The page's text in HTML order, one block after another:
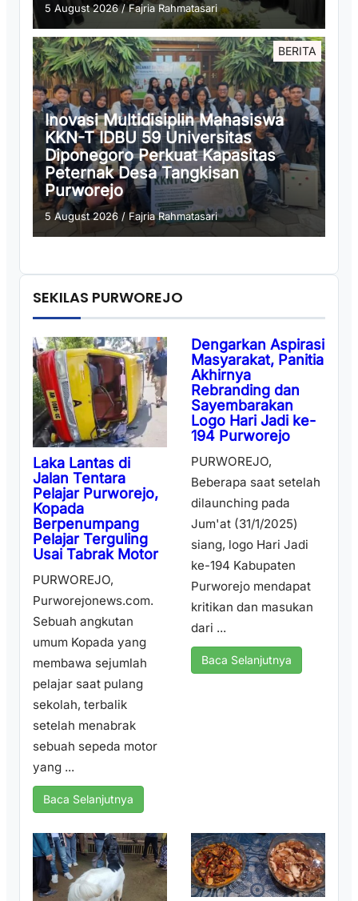
5 August 2026/Fajria Rahmatasari
BERITA
Inovasi Multidisiplin Mahasiswa
KKN-T IDBU 59 Universitas
Diponegoro Perkuat Kapasitas
Peternak Desa Tangkisan
Purworejo
5 August 2026 /Fajria Rahmatasari
SEKILAS PURWOREJO
Laka Lantas di
Jalan Tentara
Pelajar Purworejo,
Kopada
Berpenumpang
Pelajar Terguling
Usai Tabrak Motor
PURWOREJO,
Purworejonews.com.
Sebuah angkutan
umum Kopada yang
membawa sejumlah
pelajar saat pulang
sekolah, terbalik
setelah menabrak
sebuah sepeda motor
yang ...
Baca Selanjutnya
Dengarkan Aspirasi
Masyarakat, Panitia
Akhirnya
Rebranding dan
Sayembarakan
Logo Hari Jadi ke-
194 Purworejo
PURWOREJO,
Beberapa saat setelah
dilaunching pada
Jum'at (31/1/2025)
siang, logo Hari Jadi
ke-194 Kabupaten
Purworejo mendapat
kritikan dan masukan
dari ...
Baca Selanjutnya